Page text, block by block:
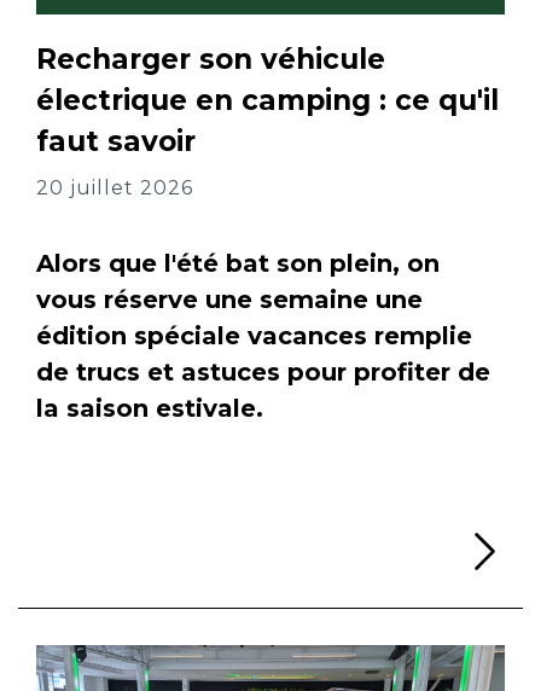
Recharger son véhicule
électrique en camping : ce qu'il
faut savoir
20 juillet 2026
Alors que l'été bat son plein, on
vous réserve une semaine une
édition spéciale vacances remplie
de trucs et astuces pour profiter de
la saison estivale.